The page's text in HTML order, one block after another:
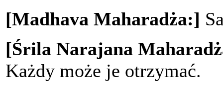
[Madhava Maharadża:]
[Śrila Narajana
Każdy może je otrzymać.